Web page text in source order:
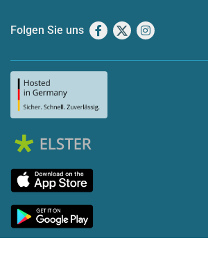
Folgen Sie uns Facebook
X Instagram